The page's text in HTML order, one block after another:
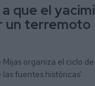
que el
un terremoto
organiza el ciclo de
fuentes históricas’